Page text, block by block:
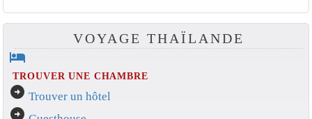
VOYAGE THAÏLANDE
hotel
TROUVER UNE CHAMBRE
arrow_circle_right Trouver un hôtel
arrow_circle_right